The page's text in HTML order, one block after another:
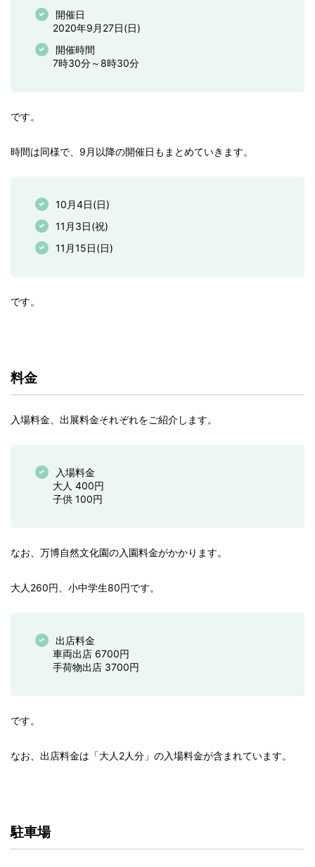
開催日
2020年9月27日(日)
開催時間
7時30分～8時30分
です。
時間は同様で、9月以降の開催日もまとめていきます。
10月4日(日)
11月3日(祝)
11月15日(日)
です。
料金
入場料金、出展料金それぞれをご紹介します。
入場料金
大人 400円
子供 100円
なお、万博自然文化園の入園料金がかかります。
大人260円、小中学生80円です。
出店料金
車両出店 6700円
手荷物出店 3700円
です。
なお、出店料金は「大人2人分」の入場料金が含まれています。
駐車場